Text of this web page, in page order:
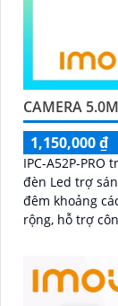
CAMERA
1,150,000 ₫
IPC-A52P-
đèn Led trợ
đêm khoảng
rộng, hỗ trợ